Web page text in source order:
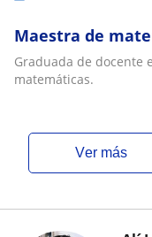
Maestra de
Graduada de docente
matemáticas.
ver más